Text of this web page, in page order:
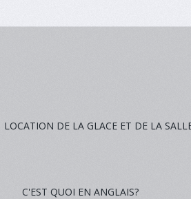
LOCATION DE LA GLACE ET DE LA
C'EST QUOI EN ANGLAIS?